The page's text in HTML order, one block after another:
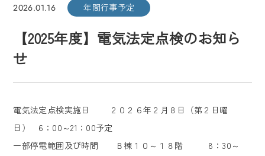
2026.01.16 年間行事予定
【2025年度】電気法定点検のお知ら
せ
電気法定点検実施日 ２０２６年２月８日（第２日曜
日） 6：00～21：00予定
一部停電範囲及び時間 Ｂ棟１０～１８階 8：30～